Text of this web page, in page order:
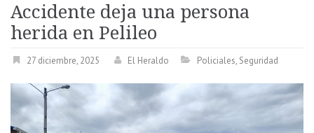
Accidente deja una persona
herida en Pelileo
27 diciembre, 2025 El Heraldo Policiales, Seguridad